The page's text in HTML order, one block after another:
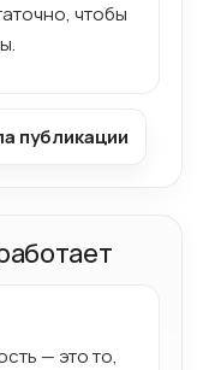
чтобы
публикации
— это то,